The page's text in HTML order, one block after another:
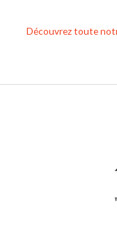
Découvrez toute